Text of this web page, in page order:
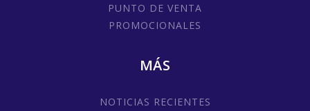
PUNTO DE VENTA
PROMOCIONALES
MÁS
NOTICIAS RECIENTES